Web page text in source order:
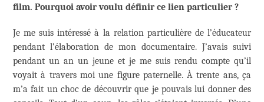
film. Pourquoi avoir voulu définir ce lien particulier ?
Je me suis intéressé à la relation particulière de l’éducateur
pendant l’élaboration de mon documentaire. J’avais suivi
pendant un an un jeune et je me suis rendu compte qu’il
voyait à travers moi une figure paternelle. À trente ans, ça
m’a fait un choc de découvrir que je pouvais lui donner des